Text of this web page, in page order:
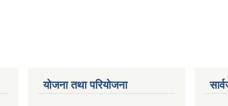
योजना तथा परियोजना